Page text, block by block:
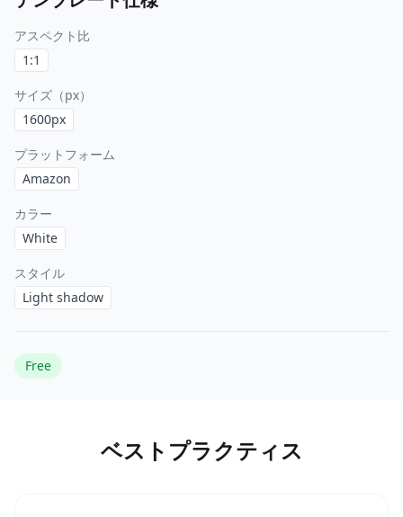
アスペクト比
1:1
サイズ（px）
1600px
プラットフォーム
Amazon
カラー
White
スタイル
Light shadow
Free
ベストプラクティス